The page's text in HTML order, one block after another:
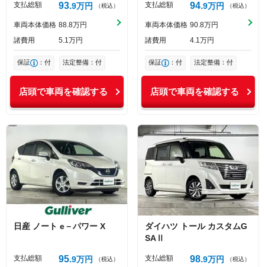
支払総額 93 9万円 （税込）
車両本体価格 88 8万円
諸費用
5 1万円
保証 ：付 法定整備：付
店頭で車両を確認する
支払総額 94 9万円 （税込）
車両本体価格 90 8万円
諸費用
4 1万円
保証 ：付 法定整備：付
店頭で車両を確認する
日産 ノート e－パワー X
支払総額 95 9万円 （税込）
ダイハツ トール カスタムG
SAⅡ
支払総額 98 9万円 （税込）